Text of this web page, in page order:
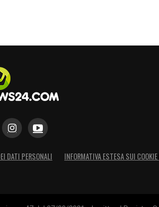
DATI PERSONALI INFORMATIVA ESTESA SUI